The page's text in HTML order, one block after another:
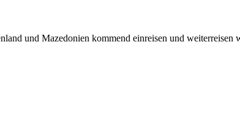
und Mazedonien kommend einreisen und weiterreisen